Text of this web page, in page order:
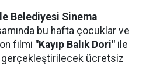
Belediyesi Sinema
bu hafta çocuklar ve
filmi "Kayıp Balık Dori" ile
gerçekleştirilecek ücretsiz